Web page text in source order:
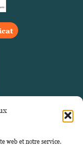
web et notre service.